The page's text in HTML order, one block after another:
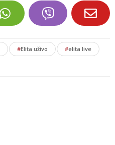
#Elita uživo #elita live